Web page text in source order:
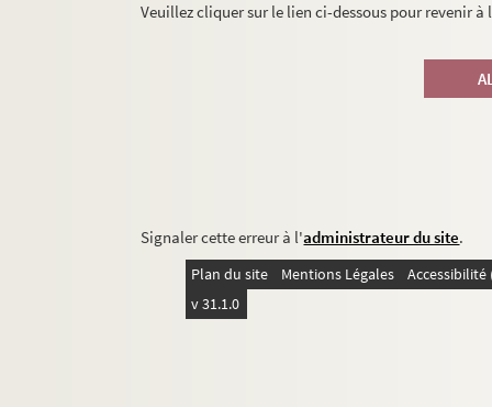
Veuillez cliquer sur le lien ci-dessous pour revenir
Signaler cette erreur à l'administrateur du site.
Plan du site Mentions Légales
v 31.1.0